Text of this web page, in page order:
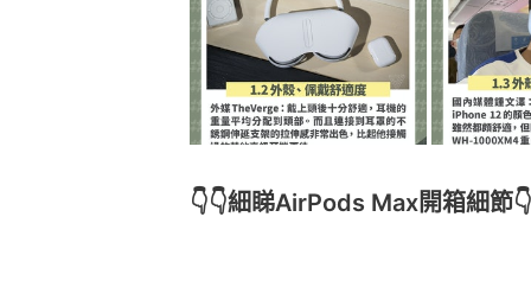
👇👇細睇AirPods Max開箱細節